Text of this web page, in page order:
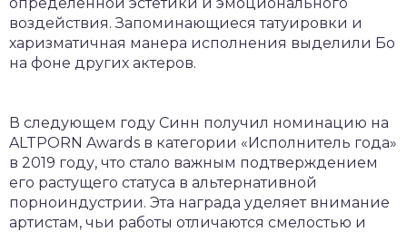
воздействия. Запоминающиеся татуировки и
харизматичная манера исполнения выделили Бо
на фоне других актеров.
В следующем году Синн получил номинацию на
ALTPORN Awards в категории «Исполнитель года»
в 2019 году, что стало важным подтверждением
его растущего статуса в альтернативной
порноиндустрии. Эта награда уделяет внимание
артистам, чьи работы отличаются смелостью и